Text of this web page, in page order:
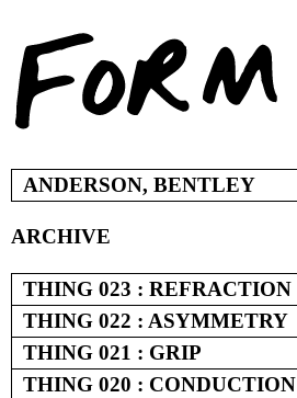
content
ANDERSON, BENTLEY
ARCHIVE
THING 023 : REFRACTION
THING 022 : ASYMMETRY
THING 021 : GRIP
THING 020 : CONDUCTION